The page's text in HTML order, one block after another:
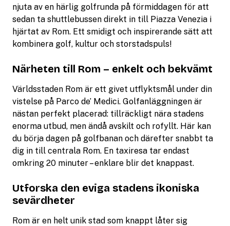
njuta av en härlig golfrunda på förmiddagen för att
sedan ta shuttlebussen direkt in till Piazza Venezia i
hjärtat av Rom. Ett smidigt och inspirerande sätt att
kombinera golf, kultur och storstadspuls!
Närheten till Rom – enkelt och bekvämt
Världsstaden Rom är ett givet utflyktsmål under din
vistelse på Parco de’ Medici. Golfanläggningen är
nästan perfekt placerad: tillräckligt nära stadens
enorma utbud, men ändå avskilt och rofyllt. Här kan
du börja dagen på golfbanan och därefter snabbt ta
dig in till centrala Rom. En taxiresa tar endast
omkring 20 minuter – enklare blir det knappast.
Utforska den eviga stadens ikoniska
sevärdheter
Rom är en helt unik stad som knappt låter sig